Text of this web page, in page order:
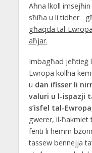
Aħna lkoll
sħiħa u li tidher
għaqda tal-
aħjar.
Imbagħad jeħtieġ
Ewropa kollha
u dan ifisser li
valuri u l-ispazji
s’isfel tal-
gwerer, il-ħakmiet
feriti li hemm
tassew bennejja